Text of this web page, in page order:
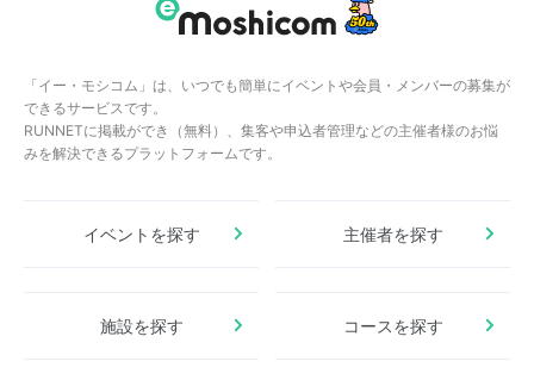
「イー・モシコム」は、いつでも簡単にイベントや会員・メンバーの募集が
できるサービスです。
RUNNETに掲載ができ（無料）、集客や申込者管理などの主催者様のお悩
みを解決できるプラットフォームです。
イベントを探す 主催者を探す
施設を探す コースを探す